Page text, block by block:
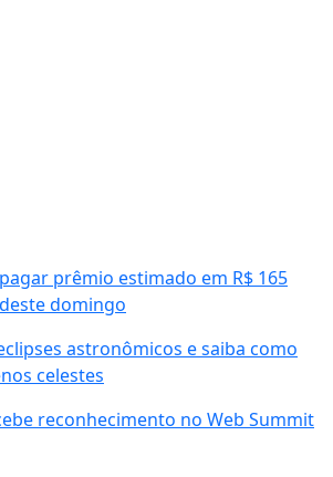
prêmio estimado em R$ 165
domingo
astronômicos e saiba como
celestes
reconhecimento no Web Summit